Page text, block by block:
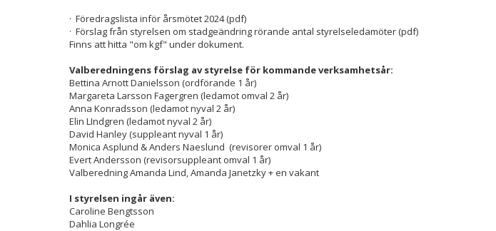
· Föredragslista inför årsmötet 2024 (pdf)
· Förslag från styrelsen om stadgeändring rörande antal styrelseledamöter (pdf)
Finns att hitta "om kgf" under dokument.
Valberedningens förslag av styrelse för kommande verksamhetsår:
Bettina Arnott Danielsson (ordförande 1 år)
Margareta Larsson Fagergren (ledamot omval 2 år)
Anna Konradsson (ledamot nyval 2 år)
Elin LIndgren (ledamot nyval 2 år)
David Hanley (suppleant nyval 1 år)
Monica Asplund & Anders Naeslund (revisorer omval 1 år)
Evert Andersson (revisorsuppleant omval 1 år)
Valberedning Amanda Lind, Amanda Janetzky + en vakant
I styrelsen ingår även:
Caroline Bengtsson
Dahlia Longrée